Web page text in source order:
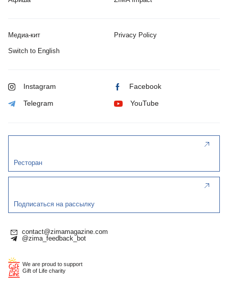
Медиа-кит Privacy Policy
Switch to English
Instagram Facebook
Telegram YouTube
Ресторан
Подписаться на рассылку
contact@zimamagazine.com
@zima_feedback_bot
We are proud to support
Gift of Life charity